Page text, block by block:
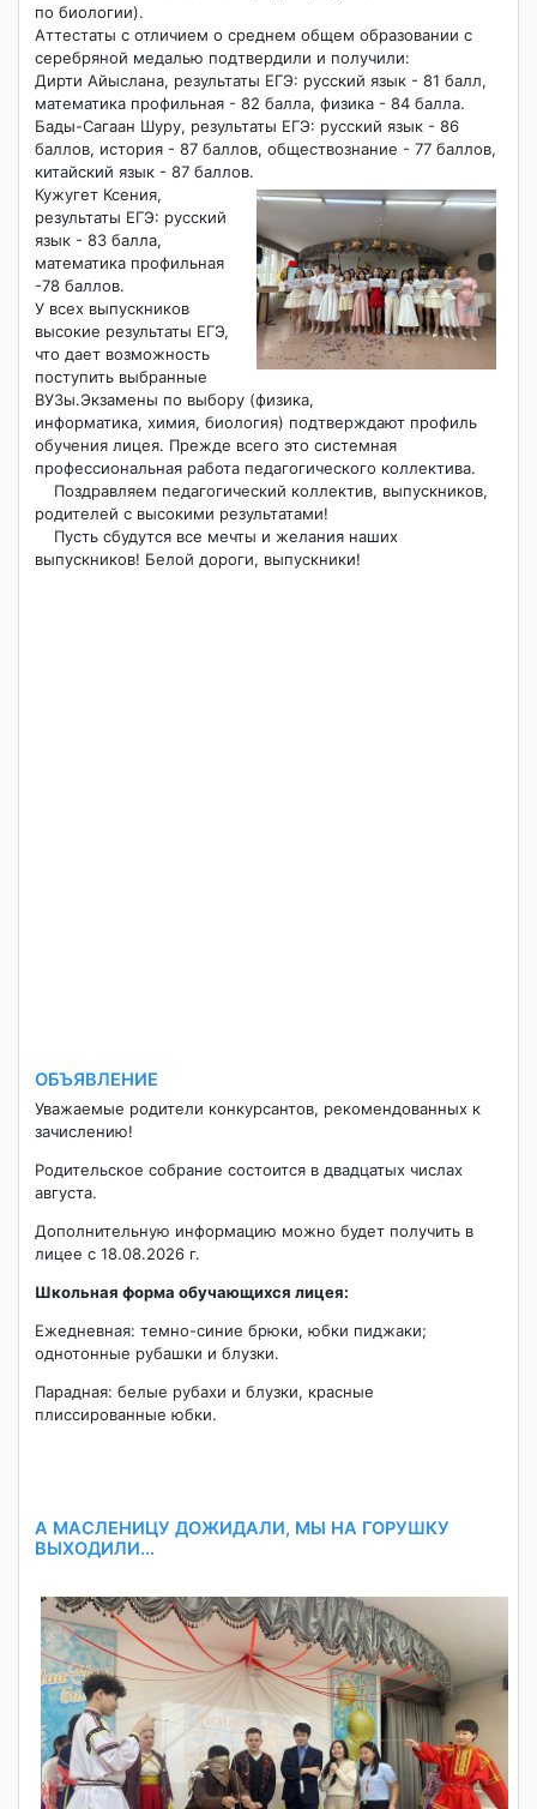
по биологии).
Аттестаты с отличием о среднем общем образовании с
серебряной медалью подтвердили и получили:
Дирти Айыслана, результаты ЕГЭ: русский язык - 81 балл,
математика профильная - 82 балла, физика - 84 балла.
Бады-Сагаан Шуру, результаты ЕГЭ: русский язык - 86
баллов, история - 87 баллов, обществознание - 77 баллов,
китайский язык - 87 баллов.
Кужугет Ксения,
результаты ЕГЭ: русский
язык - 83 балла,
математика профильная
-78 баллов.
У всех выпускников
высокие результаты ЕГЭ,
что дает возможность
поступить выбранные
ВУЗы.Экзамены по выбору (физика,
информатика, химия, биология) подтверждают профиль
обучения лицея. Прежде всего это системная
профессиональная работа педагогического коллектива.
Поздравляем педагогический коллектив, выпускников,
родителей с высокими результатами!
Пусть сбудутся все мечты и желания наших
выпускников! Белой дороги, выпускники!
ОБЪЯВЛЕНИЕ
Уважаемые родители конкурсантов, рекомендованных к
зачислению!
Родительское собрание состоится в двадцатых числах
августа.
Дополнительную информацию можно будет получить в
лицее с 18.08.2026 г.
Школьная форма обучающихся лицея:
Ежедневная: темно-синие брюки, юбки пиджаки;
однотонные рубашки и блузки.
Парадная: белые рубахи и блузки, красные
плиссированные юбки.
А МАСЛЕНИЦУ ДОЖИДАЛИ, МЫ НА ГОРУШКУ
ВЫХОДИЛИ...